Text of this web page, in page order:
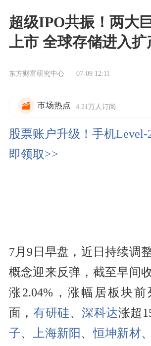
超级IPO共振！两大
上市 全球存储进入扩
东方财富研究中心 07-09 12:11
市场热点 4.21万人订阅
股票账户升级！手机Level-
即领取>>
7月9日早盘，近日持续调
概念迎来反弹，截至早间
涨2.04%，涨幅居板块
面， 有研硅、深科达涨超
子、 上海新阳 、恒坤新材